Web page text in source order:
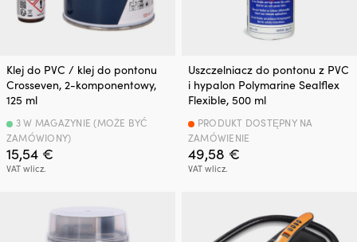
Klej do PVC / klej do pontonu
Crosseven, 2-komponentowy,
125 ml
15,54 €
VAT wlicz.
3 W MAGAZYNIE (MOŻE BYĆ
ZAMÓWIONY)
Uszczelniacz do pontonu z PVC
i hypalon Polymarine Sealflex
Flexible, 500 ml
49,58 €
VAT wlicz.
PRODUKT DOSTĘPNY NA
ZAMÓWIENIE